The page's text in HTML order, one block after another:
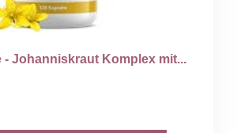
- Johanniskraut Komplex mit...